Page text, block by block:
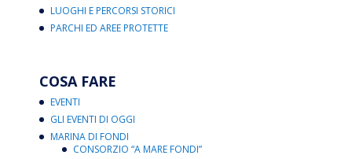
LUOGHI E PERCORSI STORICI
PARCHI ED AREE PROTETTE
COSA FARE
EVENTI
GLI EVENTI DI OGGI
MARINA DI FONDI
CONSORZIO “A MARE FONDI”